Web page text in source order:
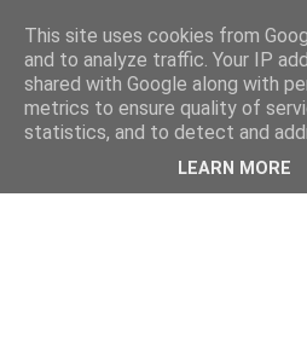
This site uses cookies from
and to analyze traffic. Your IP
shared with Google along with
metrics to ensure quality of
statistics, and to detect and
LEARN MORE